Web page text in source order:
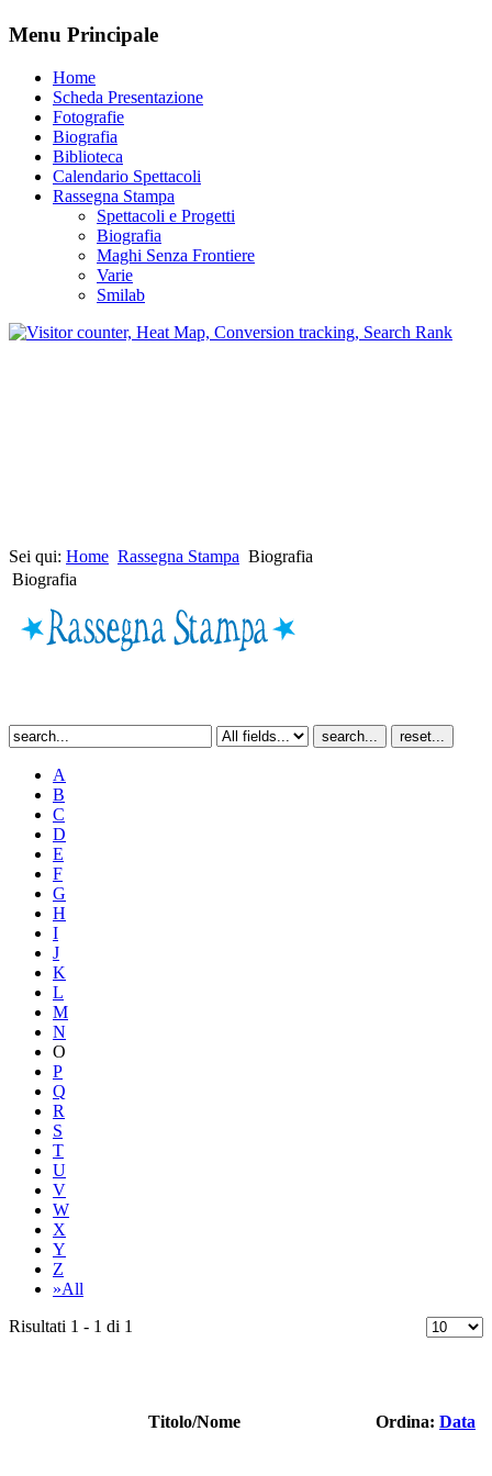
Menu Principale
Home
Scheda Presentazione
Fotografie
Biografia
Biblioteca
Calendario Spettacoli
Rassegna Stampa
Spettacoli e Progetti
Biografia
Maghi Senza Frontiere
Varie
Smilab
Sei qui: Home Rassegna Stampa Biografia
Biografia
A
B
C
D
E
F
G
H
I
J
K
L
M
N
O
P
Q
R
S
T
U
V
W
X
Y
Z
»All
Risultati 1 - 1 di 1
Titolo/Nome Ordina: Data